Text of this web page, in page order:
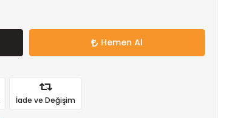
Hemen Al
İade ve Değişim